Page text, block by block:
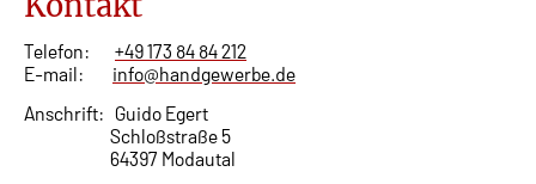
Telefon: +49 173 84 84 212
E-mail: info@handgewerbe.de
Anschrift: Guido Egert
Schloßstraße 5
64397 Modautal